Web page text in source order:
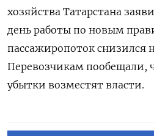
хозяйства Татарстана
день работы по новым
пассажиропоток снизился
Перевозчикам пообещали,
убытки возместят власти.